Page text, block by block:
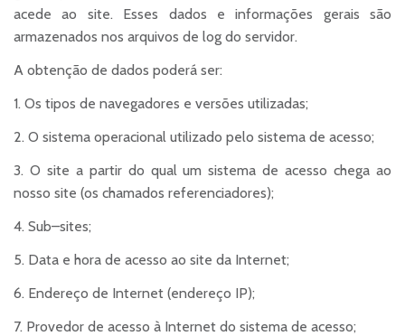
acede ao site. Esses dados e informações gerais são
armazenados nos arquivos de log do servidor.
A obtenção de dados poderá ser:
1. Os tipos de navegadores e versões utilizadas;
2. O sistema operacional utilizado pelo sistema de acesso;
3. O site a partir do qual um sistema de acesso chega ao
nosso site (os chamados referenciadores);
4. Sub–sites;
5. Data e hora de acesso ao site da Internet;
6. Endereço de Internet (endereço IP);
7. Provedor de acesso à Internet do sistema de acesso;